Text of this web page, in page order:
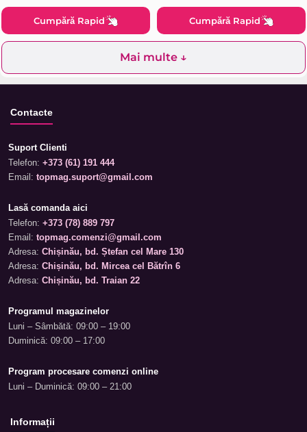
Cumpără Rapid Cumpără Rapid
Mai multe ↓
Contacte
Suport Clienti
Telefon: +373 (61) 191 444
Email: topmag.suport@gmail.com
Lasă comanda aici
Telefon: +373 (78) 889 797
Email: topmag.comenzi@gmail.com
Adresa: Chișinău, bd. Ștefan cel Mare 130
Adresa: Chișinău, bd. Mircea cel Bătrîn 6
Adresa: Chișinău, bd. Traian 22
Programul magazinelor
Luni – Sâmbătă: 09:00 – 19:00
Duminică: 09:00 – 17:00
Program procesare comenzi online
Luni – Duminică: 09:00 – 21:00
Informații